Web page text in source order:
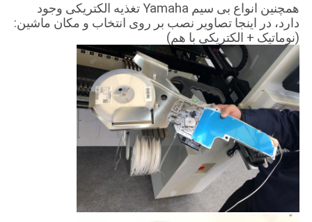
همچنین انواع بی سیم Yamaha تغذیه الکتریکی وجود
دارد، در اینجا تصاویر نصب بر روی انتخاب و مکان ماشین:
(نوماتیک + الکتریکی با هم)